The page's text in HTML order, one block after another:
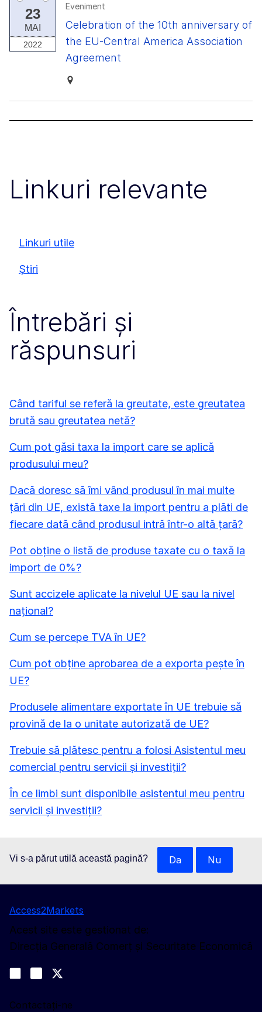
23
MAI
2022
Eveniment
Celebration of the 10th anniversary of
the EU-Central America Association
Agreement
Linkuri relevante
Linkuri utile
Știri
Întrebări și
răspunsuri
Când tariful se referă la greutate, este greutatea
brută sau greutatea netă?
Cum pot găsi taxa la import care se aplică
produsului meu?
Dacă doresc să îmi vând produsul în mai multe
țări din UE, există taxe la import pentru a plăti de
fiecare dată când produsul intră într-o altă țară?
Pot obține o listă de produse taxate cu o taxă la
import de 0%?
Sunt accizele aplicate la nivelul UE sau la nivel
național?
Cum se percepe TVA în UE?
Cum pot obține aprobarea de a exporta pește în
UE?
Produsele alimentare exportate în UE trebuie să
provină de la o unitate autorizată de UE?
Trebuie să plătesc pentru a folosi Asistentul meu
comercial pentru servicii și investiții?
În ce limbi sunt disponibile asistentul meu pentru
servicii și investiții?
Vi s-a părut utilă această pagină? Da Nu
Access2Markets
Acest site este gestionat de:
Direcția Generală Comerț și Securitate Economică
Join us on LinkedIn
Trade-Off podcast
Contactați-ne